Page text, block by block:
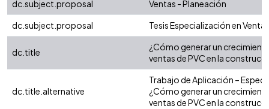
dc.subject.proposal
Ventas - Planeación
dc.subject.proposal
Tesis Especialización en Ventas
dc.title
¿Cómo generar un
ventas de PVC en la
dc.title.alternative
Trabajo de Aplicación –
¿Cómo generar un
ventas de PVC en la